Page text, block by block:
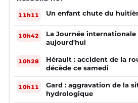
11h11 Un enfant chute du
10h42
La Journée
aujourd'hui
10h28
Hérault : accident de la
décède ce samedi
10h11
Gard : aggravation de la
hydrologique